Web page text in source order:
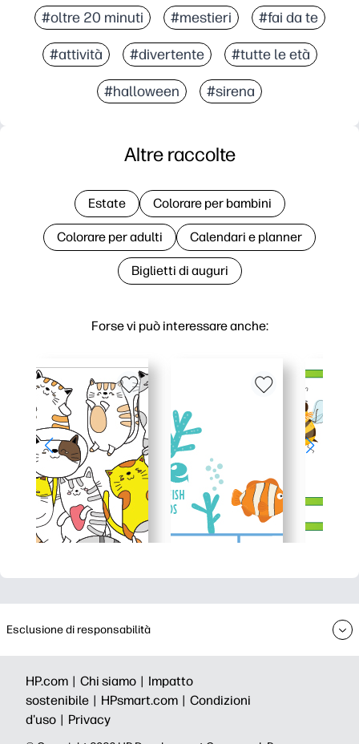
#oltre 20 minuti #mestieri #fai da te
#attività #divertente #tutte le età
#halloween #sirena
Forse vi può interessare anche:
Altre raccolte
Estate Colorare per bambini
Colorare per adulti Calendari e planner
Biglietti di auguri
Esclusione di responsabilità
HP.com | Chi siamo | Impatto
sostenibile | HPsmart.com | Condizioni
d'uso | Privacy